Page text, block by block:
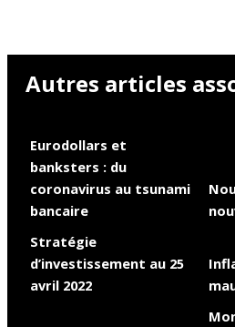
Autres articles
Eurodollars et
banksters : du
coronavirus au tsunami
bancaire
Stratégie
d’investissement au 25
avril 2022